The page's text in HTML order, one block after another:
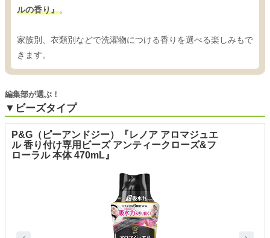
ルの香り』。
家族別、衣類別などで洗濯物につける香りを選べる楽しみもで
きます。
▼ビーズタイプ
編集部が選ぶ！
P&G（ピーアンドジー）『レノア アロマジュエ
ル 香り付け専用ビーズ アンティークローズ&フ
ローラル 本体 470mL』